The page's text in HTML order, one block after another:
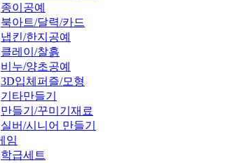
종이공예
북아트/달력/카드
냅킨/한지공예
클레이/찰흙
비누/양초공예
3D입체퍼즐/모형
기타만들기
만들기/꾸미기재료
실버/시니어 만들기
임
학급세트